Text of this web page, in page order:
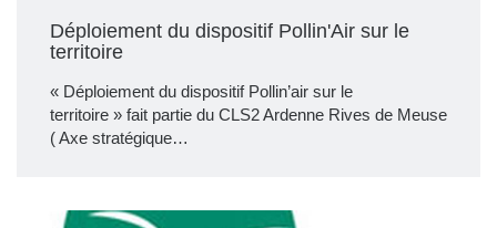
Déploiement du dispositif Pollin'Air sur le
territoire
« Déploiement du dispositif Pollin’air sur le
territoire » fait partie du CLS2 Ardenne Rives de Meuse
( Axe stratégique…